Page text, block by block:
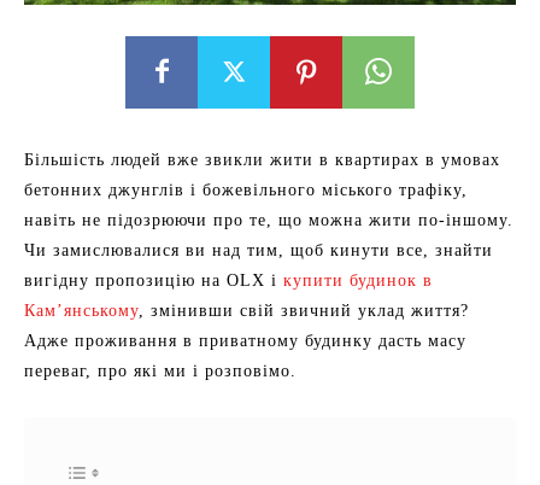
Більшість людей вже звикли жити в квартирах в умовах
бетонних джунглів і божевільного міського трафіку,
навіть не підозрюючи про те, що можна жити по-іншому.
Чи замислювалися ви над тим, щоб кинути все, знайти
вигідну пропозицію на OLX і купити будинок в
Кам’янському, змінивши свій звичний уклад життя?
Адже проживання в приватному будинку дасть масу
переваг, про які ми і розповімо.